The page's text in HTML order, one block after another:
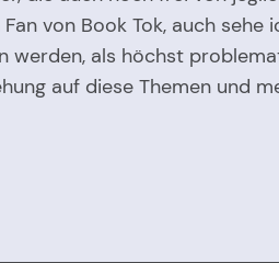
von Book Tok, auch
werden, als höchst
auf diese Themen und